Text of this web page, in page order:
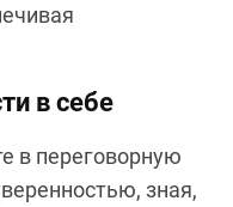
в себе
в переговорную
зная,